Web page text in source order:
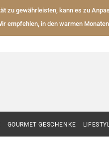
zu gewährleisten, kann es zu
empfehlen, in den warmen
GOURMET GESCHENKE